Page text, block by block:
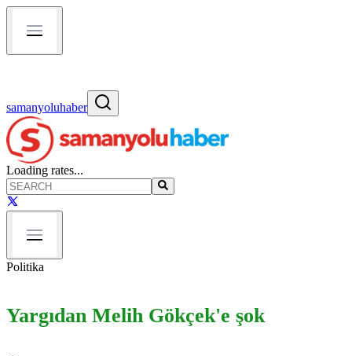
samanyoluhaber
Loading rates...
Politika
Yargıdan Melih Gökçek'e şok